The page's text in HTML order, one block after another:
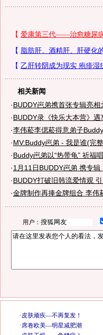
相关新闻
·BUDDY岜弟携首张专辑亮
·BUDDY录《快乐大本营》
·李伟菘李偲菘得意弟子
·MV:Buddy岜弟 - 我是谁(完
·Buddy岜弟以“热带龟” 祈福
·1月11日BUDDY岜弟 携专
·BUDDY打破旧韩流爱情观
·金牌制作再捧金牌组合 李伟
用户：